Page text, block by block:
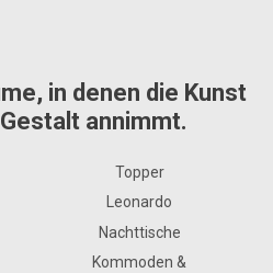
in denen die Kunst
annimmt.
Topper
Leonardo
Nachttische
Kommoden &